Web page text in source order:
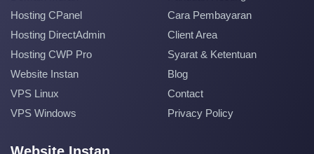
Hosting CPanel
Hosting DirectAdmin
Hosting CWP Pro
Website Instan
VPS Linux
VPS Windows
Cara Pembayaran
Client Area
Syarat & Ketentuan
Blog
Contact
Privacy Policy